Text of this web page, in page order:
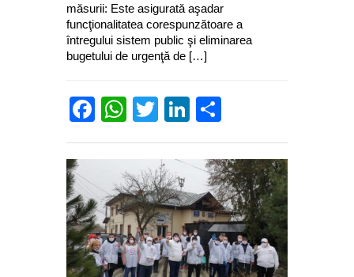
măsurii: Este asigurată aşadar
funcţionalitatea corespunzătoare a
întregului sistem public şi eliminarea
bugetului de urgenţă de […]
Facebook
WhatsApp
TwitterLinkedIn